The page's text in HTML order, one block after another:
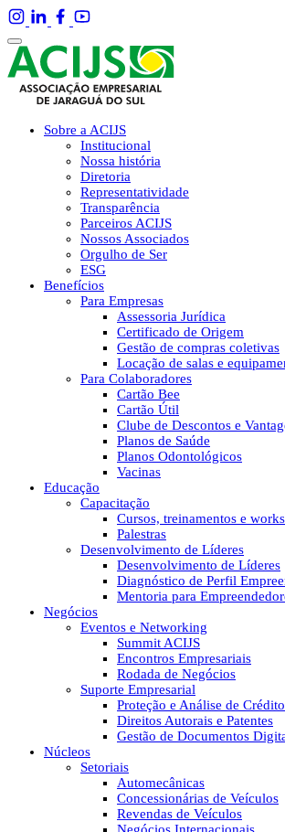
Sobre a ACIJS
Institucional
Nossa história
Diretoria
Representatividade
Transparência
Parceiros ACIJS
Nossos Associados
Orgulho de Ser
ESG
Benefícios
Para Empresas
Assessoria Jurídica
Certificado de Origem
Gestão de compras coletivas
Locação de salas e
Para Colaboradores
Cartão Bee
Cartão Útil
Clube de Descontos e
Planos de Saúde
Planos Odontológicos
Vacinas
Educação
Capacitação
Cursos, treinamentos e
Palestras
Desenvolvimento de Líderes
Desenvolvimento de Líderes
Diagnóstico de Perfil
Mentoria para
Negócios
Eventos e Networking
Summit ACIJS
Encontros Empresariais
Rodada de Negócios
Suporte Empresarial
Proteção e Análise de Crédito
Direitos Autorais e Patentes
Gestão de Documentos
Núcleos
Setoriais
Automecânicas
Concessionárias de Veículos
Revendas de Veículos